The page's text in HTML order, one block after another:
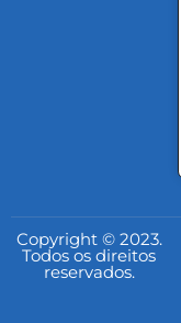
Copyright © 2023.
Todos os direitos
reservados.